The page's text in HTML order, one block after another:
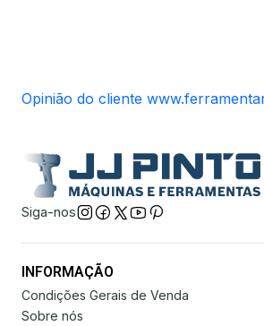
Opinião do cliente
Siga-nos
INFORMAÇÃO
Condições Gerais de Venda
Sobre nós